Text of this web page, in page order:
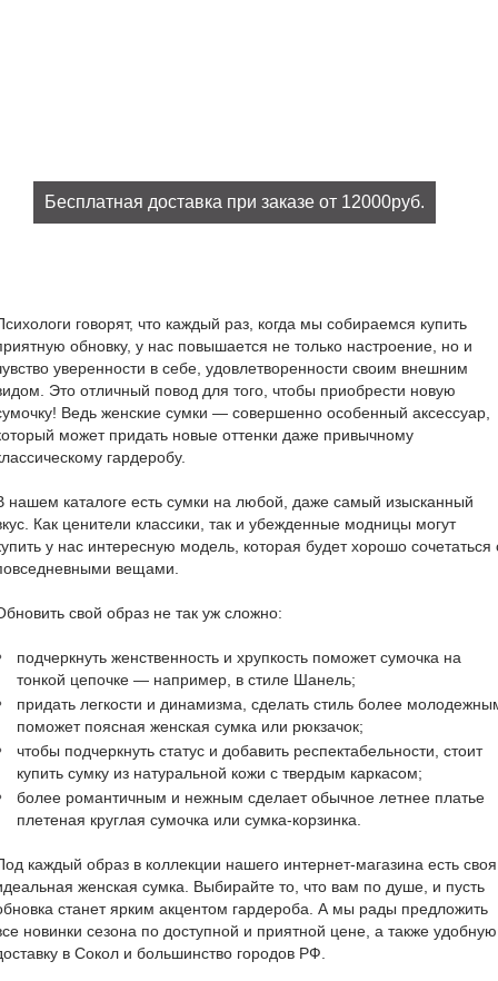
Бесплатная доставка при заказе от 12000руб.
говорят, что каждый раз, когда мы собираемся купить
обновку, у нас повышается не только настроение, но и
уверенности в себе, удовлетворенности своим внешним
Это отличный повод для того, чтобы приобрести новую
Ведь женские сумки — совершенно особенный аксессуар,
может придать новые оттенки даже привычному
гардеробу.
нашем каталоге есть сумки на любой, даже самый изысканный
Как ценители классики, так и убежденные модницы могут
у нас интересную модель, которая будет хорошо сочетаться
вещами.
свой образ не так уж сложно:
подчеркнуть женственность и хрупкость поможет сумочка на
тонкой цепочке — например, в стиле Шанель;
придать легкости и динамизма, сделать стиль более
поможет поясная женская сумка или рюкзачок;
чтобы подчеркнуть статус и добавить респектабельности, стоит
купить сумку из натуральной кожи с твердым каркасом;
более романтичным и нежным сделает обычное летнее платье
плетеная круглая сумочка или сумка-корзинка.
каждый образ в коллекции нашего интернет-магазина есть своя
женская сумка. Выбирайте то, что вам по душе, и пусть
станет ярким акцентом гардероба. А мы рады предложить
новинки сезона по доступной и приятной цене, а также удобную
в Сокол и большинство городов РФ.